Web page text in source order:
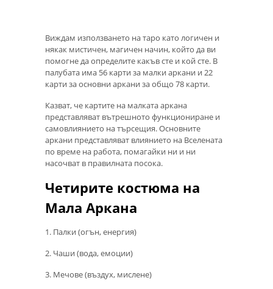
Виждам използването на таро като логичен и
някак мистичен, магичен начин, който да ви
помогне да определите какъв сте и кой сте. В
палубата има 56 карти за малки аркани и 22
карти за основни аркани за общо 78 карти.
Казват, че картите на малката аркана
представляват вътрешното функциониране и
самовлиянието на търсещия. Основните
аркани представляват влиянието на Вселената
по време на работа, помагайки ни и ни
насочват в правилната посока.
Четирите костюма на
Мала Аркана
1. Палки (огън, енергия)
2. Чаши (вода, емоции)
3. Мечове (въздух, мислене)